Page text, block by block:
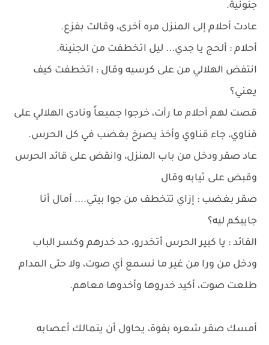
جنونية.
عادت أحلام إلى المنزل مره أخرى، وقالت بفزع.
أحلام : ألحج يا جدي... ليل اتخطفت من الجنينة.
انتفض الهلالي من على كرسيه وقال : اتخطفت كيف
يعني؟
قصت لهم أحلام ما رأت، خرجوا جميعاً ونادى الهلالي على
قناوي، جاء قناوي وأخذ يصرخ بغضب في كل الحرس.
عاد صقر ودخل من باب المنزل، وانقض على قائد الحرس
وقبض على ثيابه وقال
صقر بغضب : إزاي تتخطف من جوا بيتي.... أمال أنا
جايبكم ليه؟
القائد : يا كبير الحرس أتخدرو، حد خدرهم وكسر الباب
ودخل من ورا من غير ما نسمع أي صوت، ولا حتى المدام
طلعت صوت، أكيد خدروها وأخدوها معاهم.
أمسك صقر شعره بقوة، يحاول أن يتمالك أعصابه